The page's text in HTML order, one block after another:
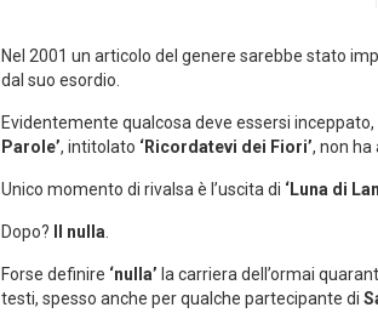
Nel 2001 un articolo del genere sarebbe stato
dal suo esordio.
Evidentemente qualcosa deve essersi
Parole’, intitolato ‘Ricordatevi dei Fiori’, non
Unico momento di rivalsa è l’uscita di ‘Luna di
Dopo? Il nulla.
Forse definire ‘nulla’ la carriera dell’ormai
testi, spesso anche per qualche partecipante di